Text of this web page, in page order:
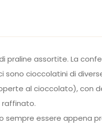
praline assortite. La
sono cioccolatini di
al cioccolato), con
raffinato.
sempre essere appena